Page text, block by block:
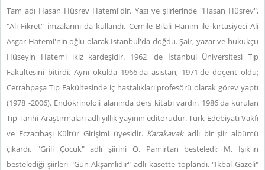
Tam adı Hasan Hüsrev Hatemi'dir. Yazı ve şiirlerinde "Hasan Hüsrev",
"Ali Fikret" imzalarını da kullandı. Cemile Bilali Hanım ile kırtasiyeci Ali
Asgar Hatemi'nin oğlu olarak İstanbul'da doğdu. Şair, yazar ve hukukçu
Hüseyin Hatemi ikiz kardeşidir. 1962 'de İstanbul Üniversitesi Tıp
Fakültesini bitirdi. Aynı okulda 1966'da asistan, 1971'de doçent oldu;
Cerrahpaşa Tıp Fakültesinde iç hastalıkları profesörü olarak görev yaptı
(1978 -2006). Endokrinoloji alanında ders kitabı vardır. 1986'da kurulan
Tıp Tarihi Araştırmaları adlı yıllık yayının editörüdür. Türk Edebiyatı Vakfı
ve Eczacıbaşı Kültür Girişimi üyesidir. Karakavakadlı bir şiir albümü
çıkardı. "Grili Çocuk" adlı şiirini O. Pamirtan besteledi; M. Işık'ın
bestelediği şiirleri "Gün Akşamlıdır" adlı kasette toplandı. "İkbal Gazeli"